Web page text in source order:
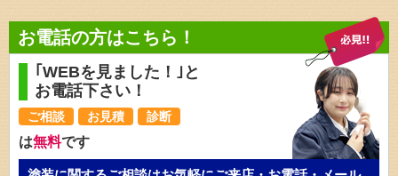
お電話の方はこちら！
｢WEBを見ました！｣と
お電話下さい！
ご相談 お見積 診断
は無料です